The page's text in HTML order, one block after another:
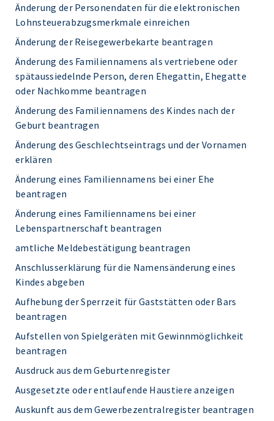
Änderung der Personendaten für die elektronischen
Lohnsteuerabzugsmerkmale einreichen
Änderung der Reisegewerbekarte beantragen
Änderung des Familiennamens als vertriebene oder
spätaussiedelnde Person, deren Ehegattin, Ehegatte
oder Nachkomme beantragen
Änderung des Familiennamens des Kindes nach der
Geburt beantragen
Änderung des Geschlechtseintrags und der Vornamen
erklären
Änderung eines Familiennamens bei einer Ehe
beantragen
Änderung eines Familiennamens bei einer
Lebenspartnerschaft beantragen
amtliche Meldebestätigung beantragen
Anschlusserklärung für die Namensänderung eines
Kindes abgeben
Aufhebung der Sperrzeit für Gaststätten oder Bars
beantragen
Aufstellen von Spielgeräten mit Gewinnmöglichkeit
beantragen
Ausdruck aus dem Geburtenregister
Ausgesetzte oder entlaufende Haustiere anzeigen
Auskunft aus dem Gewerbezentralregister beantragen